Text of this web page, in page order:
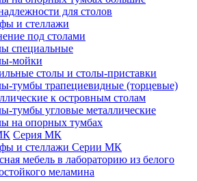
для столов
и стеллажи
под столами
специальные
мойки
столы и столы-приставки
тумбы трапециевидные (торцевые)
к островным столам
тумбы угловые металлические
на опорных тумбах
Серия МК
и стеллажи Серии МК
мебель в лабораторию из белого
меламина